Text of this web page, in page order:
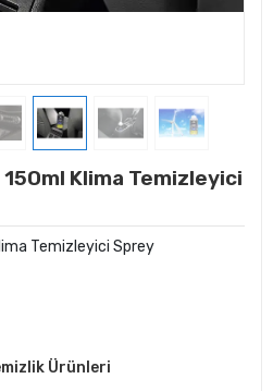
Klima Temizleyici
Temizleyici Sprey
Ürünleri